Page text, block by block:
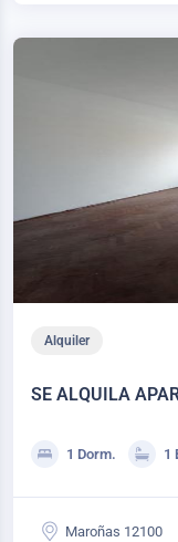
Alquiler
SE ALQUILA
1 Dorm. 1
Maroñas 12100